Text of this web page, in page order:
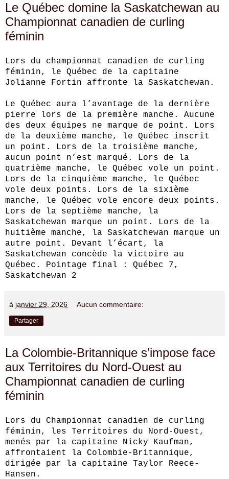
Le Québec domine la Saskatchewan au
Championnat canadien de curling
féminin
Lors du championnat canadien de curling
féminin, le Québec de la capitaine
Jolianne Fortin affronte la Saskatchewan.
Le Québec aura l’avantage de la dernière
pierre lors de la première manche. Aucune
des deux équipes ne marque de point. Lors
de la deuxième manche, le Québec inscrit
un point. Lors de la troisième manche,
aucun point n’est marqué. Lors de la
quatrième manche, le Québec vole un point.
Lors de la cinquième manche, le Québec
vole deux points. Lors de la sixième
manche, le Québec vole encore deux points.
Lors de la septième manche, la
Saskatchewan marque un point. Lors de la
huitième manche, la Saskatchewan marque un
autre point. Devant l’écart, la
Saskatchewan concède la victoire au
Québec. Pointage final : Québec 7,
Saskatchewan 2
à janvier 29, 2026 Aucun commentaire:
Partager
La Colombie-Britannique s’impose face
aux Territoires du Nord-Ouest au
Championnat canadien de curling
féminin
Lors du Championnat canadien de curling
féminin, les Territoires du Nord-Ouest,
menés par la capitaine Nicky Kaufman,
affrontaient la Colombie-Britannique,
dirigée par la capitaine Taylor Reece-
Hansen.